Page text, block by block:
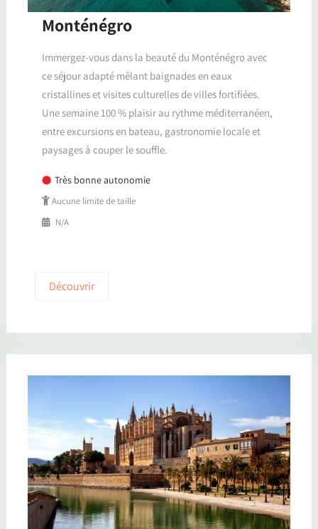
Monténégro
Immergez-vous dans la beauté du Monténégro avec
ce séjour adapté mêlant baignades en eaux
cristallines et visites culturelles de villes fortifiées.
Une semaine 100 % plaisir au rythme méditerranéen,
entre excursions en bateau, gastronomie locale et
paysages à couper le souffle.
Très bonne autonomie
Aucune limite de taille
N/A
Découvrir